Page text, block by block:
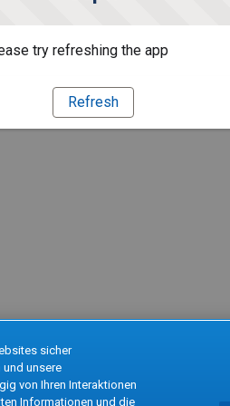
try refreshing the app
Refresh
sicher
unsere
von Ihren Interaktionen
Informationen und die